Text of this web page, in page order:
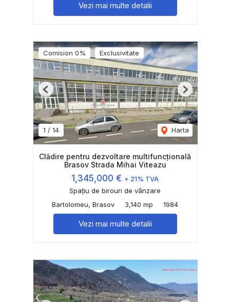
Vezi mai multe detalii
Comision 0% Exclusivitate
1 / 14 Harta
Previous Next
Clădire pentru dezvoltare multifuncțională
Brasov Strada Mihai Viteazu
1,345,000 € + 21% TVA
Spațiu de birouri de vânzare
Bartolomeu, Brasov
3,140 mp 1984
Vezi mai multe detalii